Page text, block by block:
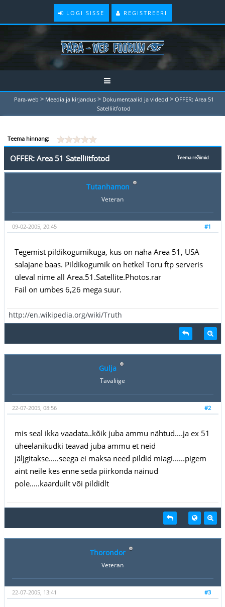
LOGI SISSE REGISTREERI
Para-web > Meedia ja kirjandus > Dokumentaalid ja videod > OFFER: Area 51
Satelliitfotod
Teema hinnang:
Teema režiimid
OFFER: Area 51 Satelliitfotod
Tutanhamon
Veteran
#1
09-02-2005, 20:45
Tegemist pildikogumikuga, kus on näha Area 51, USA
salajane baas. Pildikogumik on hetkel Toru ftp serveris
üleval nime all Area.51.Satellite.Photos.rar
Fail on umbes 6,26 mega suur.
http://en.wikipedia.org/wiki/Truth
Gulja
Tavaliige
#2
22-07-2005, 08:56
mis seal ikka vaadata..kõik juba ammu nähtud....ja ex 51
üheelanikudki teavad juba ammu et neid
jäljgitakse.....seega ei maksa need pildid miagi......pigem
aint neile kes enne seda piirkonda näinud
pole.....kaarduilt või pildidlt
Thorondor
Veteran
#3
22-07-2005, 13:41